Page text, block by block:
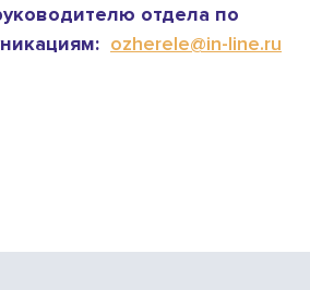
отдела по
ozherele@in-line.ru